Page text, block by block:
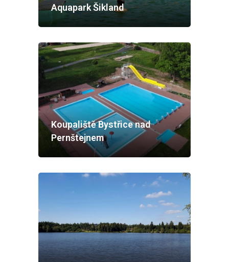
Aquapark Šikland
Koupaliště Bystřice nad
Pernštejnem